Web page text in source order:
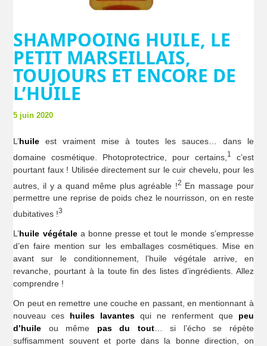
SHAMPOOING HUILE, LE
PETIT MARSEILLAIS,
TOUJOURS ET ENCORE DE
L’HUILE
5 juin 2020
L’huile est vraiment mise à toutes les sauces… dans le
domaine cosmétique. Photoprotectrice, pour certains, 1
c’est
pourtant faux ! Utilisée directement sur le cuir chevelu, pour les
autres, il y a quand même plus agréable !2 En massage pour
permettre une reprise de poids chez le nourrisson, on en reste
dubitatives !3
L’huile végétalea bonne presse et tout le monde s’empresse
d’en faire mention sur les emballages cosmétiques. Mise en
avant sur le conditionnement, l’huile végétale arrive, en
revanche, pourtant à la toute fin des listes d’ingrédients. Allez
comprendre !
On peut en remettre une couche en passant, en mentionnant à
nouveau ces huiles lavantes qui ne renferment que peu
d’huile ou même pas du tout… si l’écho se répète
suffisamment souvent et porte dans la bonne direction, on